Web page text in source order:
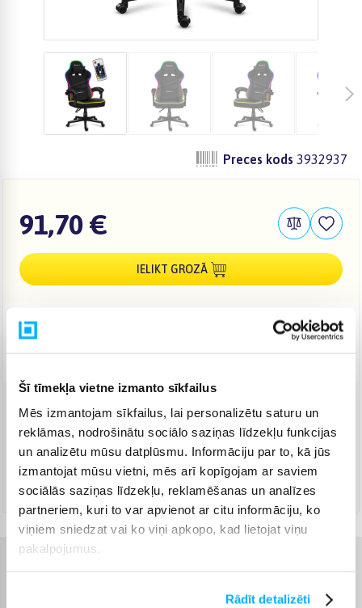
Šī tīmekļa vietne izmanto sīkfailus
Mēs izmantojam sīkfailus, lai personalizētu saturu un
reklāmas, nodrošinātu sociālo saziņas līdzekļu funkcijas
un analizētu mūsu datplūsmu. Informāciju par to, kā jūs
izmantojat mūsu vietni, mēs arī kopīgojam ar saviem
sociālās saziņas līdzekļu, reklamēšanas un analīzes
partneriem, kuri to var apvienot ar citu informāciju, ko
viņiem sniedzat vai ko viņi apkopo, kad lietojat viņu
pakalpojumus.
Rādīt detalizēti
Preces kods 3932937
91,70 €
IELIKT GROZĀ
Venipak Kurjers (13,99 €
Apmaksā pilnu summu skaidrā naudā piegādes brīdī.
Augusts 18d. - Augusts 25d.
DPD kurjers (14,99 €)
Augusts 18d. - Augusts 25d.